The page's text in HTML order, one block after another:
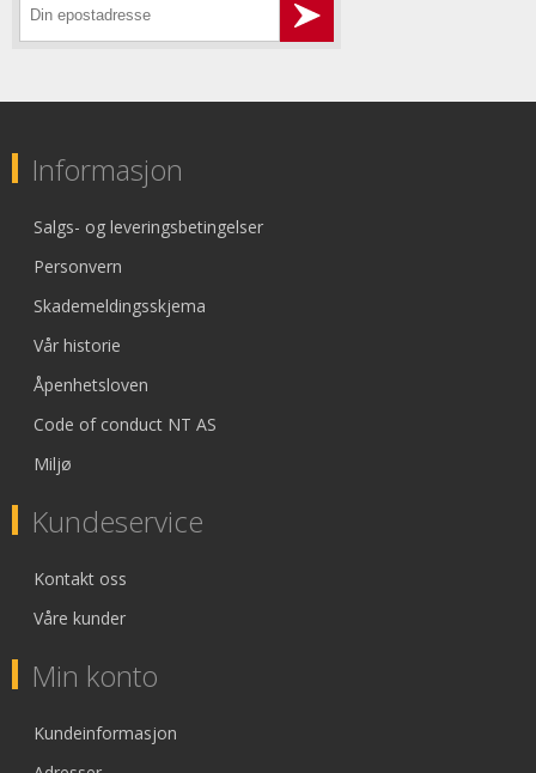
Informasjon
Salgs- og leveringsbetingelser
Personvern
Skademeldingsskjema
Vår historie
Åpenhetsloven
Code of conduct NT AS
Miljø
Kundeservice
Kontakt oss
Våre kunder
Min konto
Kundeinformasjon